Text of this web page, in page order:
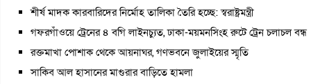
শীর্ষ মাদক কারবারিদের নির্মোহ তালিকা তৈরি হচ্ছে: স্বরাষ্ট্রমন্ত্রী
গফরগাঁওয়ে ট্রেনের ৪ বগি লাইনচ্যুত, ঢাকা-ময়মনসিংহ রুটে ট্রেন চলাচল বন্ধ
রক্তমাখা পোশাক থেকে আয়নাঘর, গণভবনে জুলাইয়ের স্মৃতি
সাকিব আল হাসানের মাগুরার বাড়িতে হামলা